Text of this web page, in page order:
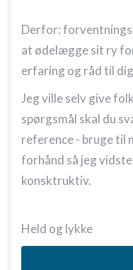
Derfor:
at ødelægge sit ry
erfaring og råd til dig
Jeg ville selv give
spørgsmål skal du
reference - bruge til
forhånd så jeg
konsktruktiv.
Held og lykke